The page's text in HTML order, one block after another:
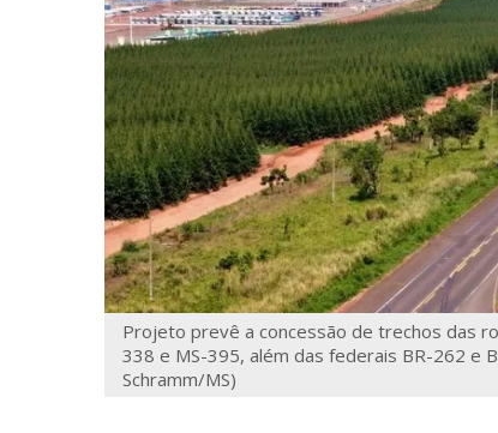
Projeto prevê a concessão de trechos das
338 e MS-395, além das federais BR-262 e
Schramm/MS)